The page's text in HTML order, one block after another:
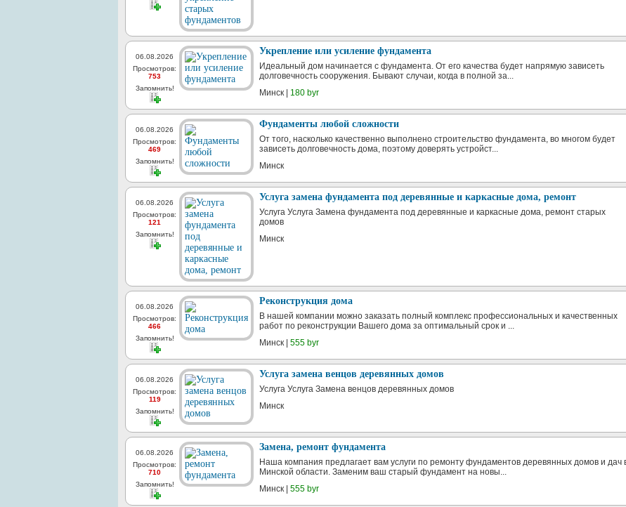
06.08.2026
Просмотров:
753
Запомнить!
Укрепление или усиление фундамента
Идеальный дом начинается с фундамента. От его качества будет напрямую зависеть
долговечность сооружения. Бывают случаи, когда в полной за...
Минск | 180 byr
06.08.2026
Просмотров:
469
Запомнить!
Фундаменты любой сложности
От того, насколько качественно выполнено строительство фундамента, во многом будет
зависеть долговечность дома, поэтому доверять устройст...
Минск
06.08.2026
Просмотров:
121
Запомнить!
Услуга замена фундамента под деревянные и каркасные дома, ремонт
Услуга Услуга Замена фундамента под деревянные и каркасные дома, ремонт старых
домов
Минск
06.08.2026
Просмотров:
466
Запомнить!
Реконструкция дома
В нашей компании можно заказать полный комплекс профессиональных и качественных
работ по реконструкции Вашего дома за оптимальный срок и ...
Минск | 555 byr
06.08.2026
Просмотров:
119
Запомнить!
Услуга замена венцов деревянных домов
Услуга Услуга Замена венцов деревянных домов
Минск
06.08.2026
Просмотров:
710
Запомнить!
Замена, ремонт фундамента
Наша компания предлагает вам услуги по ремонту фундаментов деревянных домов и дач
Минской области. Заменим ваш старый фундамент на новы...
Минск | 555 byr